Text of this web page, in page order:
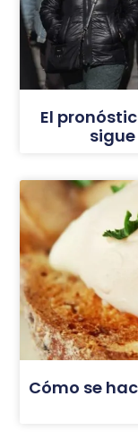
El
Cómo se